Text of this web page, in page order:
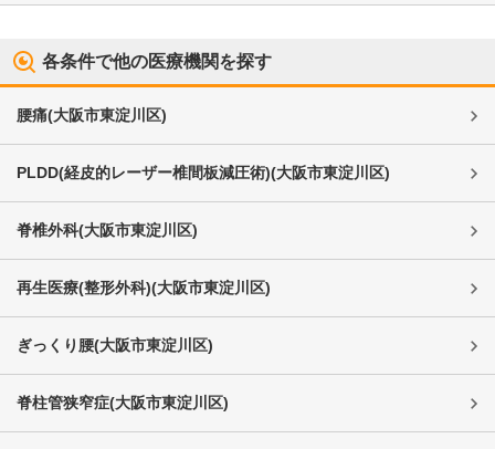
各条件で他の医療機関を探す
腰痛(大阪市東淀川区)
PLDD(経皮的レーザー椎間板減圧術)(大阪市東淀川区)
脊椎外科(大阪市東淀川区)
再生医療(整形外科)(大阪市東淀川区)
ぎっくり腰(大阪市東淀川区)
脊柱管狭窄症(大阪市東淀川区)